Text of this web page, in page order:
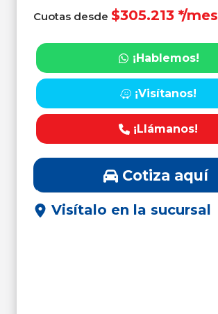
Cuotas desde $305.213 */mes
¡Hablemos!
¡Visítanos!
¡Llámanos!
Cotiza aquí
Visítalo en la sucursal